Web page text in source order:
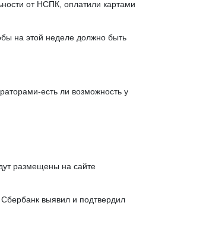
от НСПК, оплатили картами
на этой неделе должно быть
есть ли возможность у
размещены на сайте
выявил и подтвердил